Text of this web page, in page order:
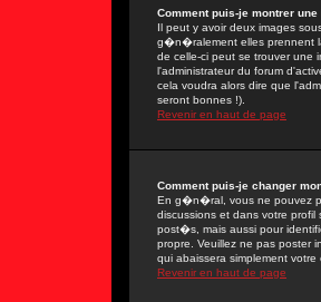
Comment puis-je montrer
Il peut y avoir deux images
g�n�ralement elles prennent
de celle-ci peut se trouver
l'administrateur du forum
cela voudra alors dire que
seront bonnes !).
Revenir en haut de page
Comment puis-je changer
En g�n�ral, vous ne pouvez
discussions et dans votre
post�s, mais aussi pour
propre. Veuillez ne pas poster
qui abaissera simplement
Revenir en haut de page